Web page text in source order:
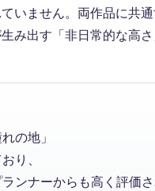
いません。両作品に共
み出す「非日常的な高
の地」
り、
ンナーからも高く評価